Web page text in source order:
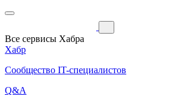
Все сервисы Хабра
Хабр
Сообщество IT-специалистов
Q&A